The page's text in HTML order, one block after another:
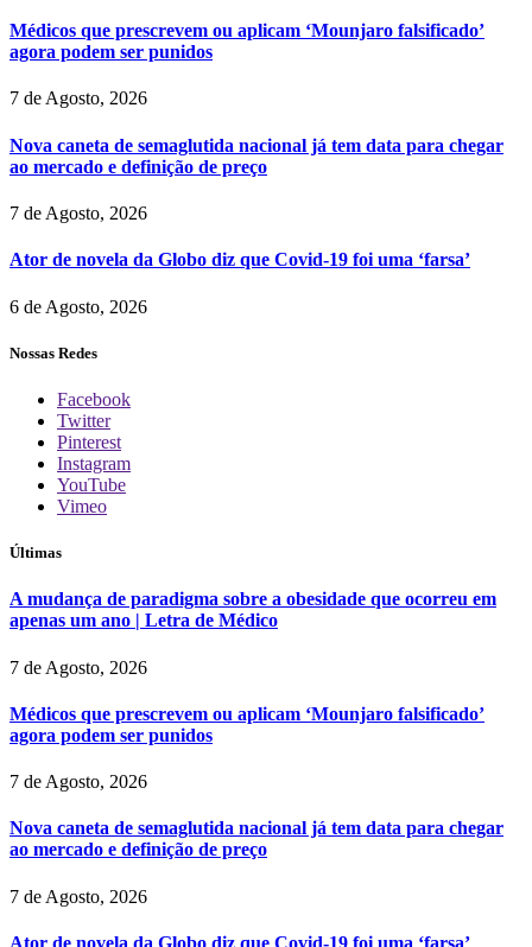
Médicos que prescrevem ou aplicam ‘Mounjaro falsificado’
agora podem ser punidos
7 de Agosto, 2026
Nova caneta de semaglutida nacional já tem data para chegar
ao mercado e definição de preço
7 de Agosto, 2026
Ator de novela da Globo diz que Covid-19 foi uma ‘farsa’
6 de Agosto, 2026
Nossas Redes
Facebook
Twitter
Pinterest
Instagram
YouTube
Vimeo
Últimas
A mudança de paradigma sobre a obesidade que ocorreu em
apenas um ano | Letra de Médico
7 de Agosto, 2026
Médicos que prescrevem ou aplicam ‘Mounjaro falsificado’
agora podem ser punidos
7 de Agosto, 2026
Nova caneta de semaglutida nacional já tem data para chegar
ao mercado e definição de preço
7 de Agosto, 2026
Ator de novela da Globo diz que Covid-19 foi uma ‘farsa’